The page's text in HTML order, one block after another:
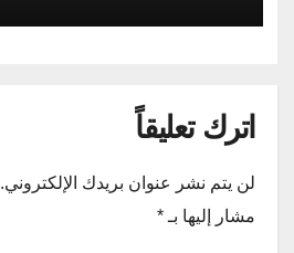
اترك تعليقاً
لن يتم نشر عنوان بريدك الإلكتروني.
مشار إليها بـ *